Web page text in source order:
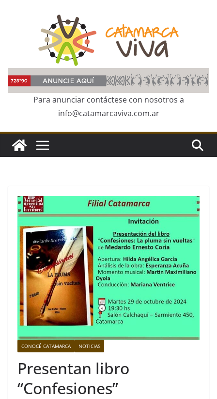
Para anunciar contáctese con nosotros a
info@catamarcaviva.com.ar
CONOCÉ CATAMARCA NOTICIAS
Presentan libro
“Confesiones”